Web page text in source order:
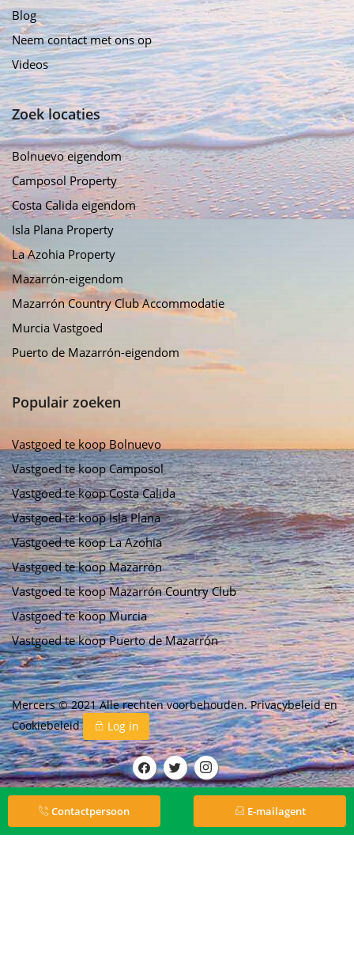
Blog
Neem contact met ons op
Videos
Zoek locaties
Bolnuevo eigendom
Camposol Property
Costa Calida eigendom
Isla Plana Property
La Azohia Property
Mazarrón-eigendom
Mazarrón Country Club Accommodatie
Murcia Vastgoed
Puerto de Mazarrón-eigendom
Populair zoeken
Vastgoed te koop Bolnuevo
Vastgoed te koop Camposol
Vastgoed te koop Costa Calida
Vastgoed te koop Isla Plana
Vastgoed te koop La Azohia
Vastgoed te koop Mazarrón
Vastgoed te koop Mazarrón Country Club
Vastgoed te koop Murcia
Vastgoed te koop Puerto de Mazarrón
Mercers © 2021 Alle rechten voorbehouden.Privacybeleiden
Cookiebeleid
Log in
Contactpersoon E-mailagent